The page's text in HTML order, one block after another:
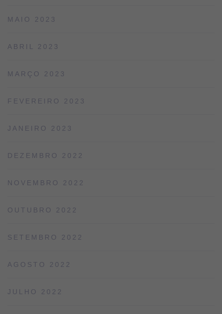
MAIO 2023
ABRIL 2023
MARÇO 2023
FEVEREIRO 2023
JANEIRO 2023
DEZEMBRO 2022
NOVEMBRO 2022
OUTUBRO 2022
SETEMBRO 2022
AGOSTO 2022
JULHO 2022